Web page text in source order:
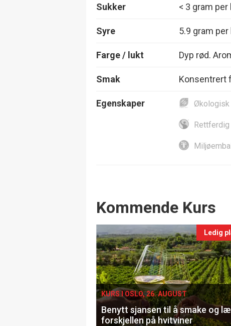
Sukker < 3 gram per
Syre 5.9 gram
Farge / lukt Dyp rød.
Smak Konsentrert
Egenskaper Økologisk
Rettferdig
Events
Kommende Kurs
Ledig
KURS I OSLO, 26. AUGUST
Benytt sjansen til å smake og
forskjellen på hvitviner